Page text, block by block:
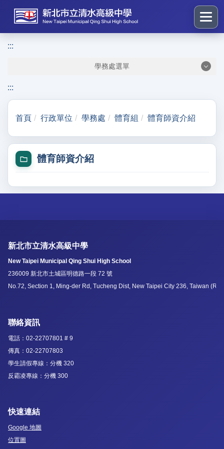
到
塊
:::
學務處選單
:::
首頁 行政單位 學務處 體育組 體育師資介紹
體育師資介紹
新北市立清水高級中學
New Taipei Municipal Qing Shui High School
236009 新北市土城區明德路一段 72 號
No.72, Section 1, Ming-der Rd, Tucheng Dist, New Taipei City 236, Taiwan
聯絡資訊
電話：02-22707801 # 9
傳真：02-22707803
學生請假專線：分機 320
反霸凌專線：分機 300
快速連結
Google 地圖
位置圖